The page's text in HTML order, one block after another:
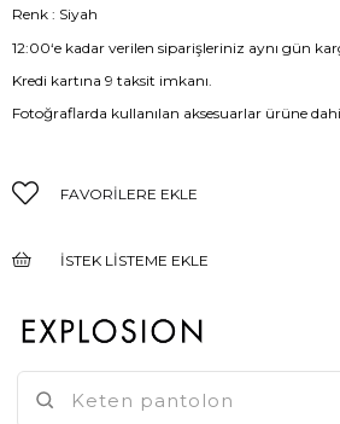
Renk : Siyah
12:00‘e kadar verilen siparişleriniz aynı gün
Kredi kartına 9 taksit imkanı.
Fotoğraflarda kullanılan aksesuarlar ürüne
FAVORILERE EKLE
İSTEK LISTEME EKLE